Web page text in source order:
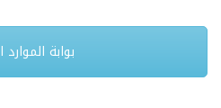
بوابة الموارد